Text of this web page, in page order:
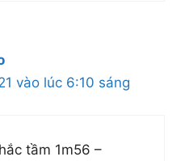
vào lúc 6:10 sáng
tầm 1m56 –